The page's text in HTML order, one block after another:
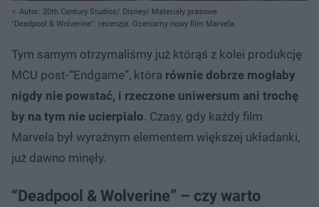
Autor: 20th Century Studios/ Disney/ Materiały prasowe
"Deadpool & Wolverine": recenzja. Oceniamy nowy film Marvela
Tym samym otrzymaliśmy już którąś z kolei produkcję
MCU post-“Endgame”, która równie dobrze mogłaby
nigdy nie powstać, i rzeczone uniwersum ani trochę
by na tym nie ucierpiało. Czasy, gdy każdy film
Marvela był wyraźnym elementem większej układanki,
już dawno minęły.
“Deadpool & Wolverine” – czy warto